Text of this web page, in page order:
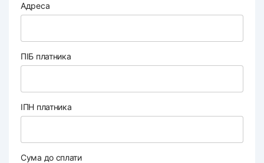
Адреса
ПІБ платника
ІПН платника
Сума до сплати